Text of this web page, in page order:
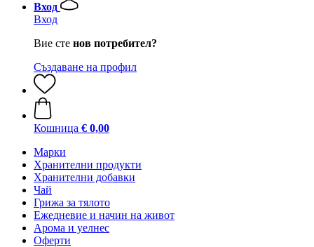
Вход
Вход
Вие сте нов потребител?
Създаване на профил
Кошница € 0,00
Марки
Хранителни продукти
Хранителни добавки
Чай
Грижа за тялото
Ежедневие и начин на живот
Арома и уелнес
Оферти